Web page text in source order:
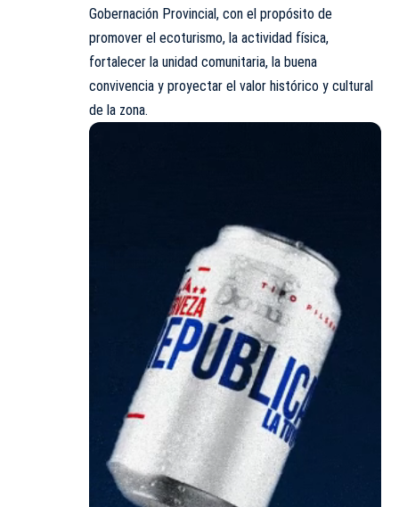
Gobernación Provincial, con el propósito de
promover el ecoturismo, la actividad física,
fortalecer la unidad comunitaria, la buena
convivencia y proyectar el valor histórico y cultural
de la zona.